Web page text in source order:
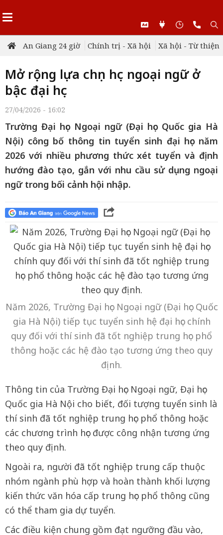
An Giang 24 giờ Chính trị - Xã hội Xã hội - Từ thiện
Mở rộng lựa chọn học ngoại ngữ ở
bậc đại học
27/04/2026 - 16:02
Trường Đại học Ngoại ngữ (Đại học Quốc gia Hà
Nội) công bố thông tin tuyển sinh đại học năm
2026 với nhiều phương thức xét tuyển và định
hướng đào tạo, gắn với nhu cầu sử dụng ngoại
ngữ trong bối cảnh hội nhập.
Năm 2026, Trường Đại học Ngoại ngữ (Đại học Quốc
gia Hà Nội) tiếp tục tuyển sinh hệ đại học chính
quy đối với thí sinh đã tốt nghiệp trung học phổ
thông hoặc các hệ đào tạo tương ứng theo quy
định.
Thông tin của Trường Đại học Ngoại ngữ, Đại học
Quốc gia Hà Nội cho biết, đối tượng tuyển sinh là
thí sinh đã tốt nghiệp trung học phổ thông hoặc
các chương trình học được công nhận tương ứng
theo quy định.
Ngoài ra, người đã tốt nghiệp trung cấp thuộc
nhóm ngành phù hợp và hoàn thành khối lượng
kiến thức văn hóa cấp trung học phổ thông cũng
có thể tham gia dự tuyển.
Các điều kiện chung gồm đạt ngưỡng đầu vào,